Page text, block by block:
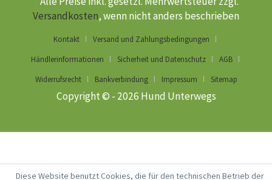
Versandkosten, wenn nicht anders beschrieben
Kontakt
Versand und Zahlungsbedingungen
Händlerinformationen
Sicherheit und Datenschutz
AGB
Widerrufsrecht
Bankverbindung Impressum Sitemap
Copyright © - 2026 Hund Unterwegs
Diese Website benutzt Cookies, die für den technischen Betrieb der